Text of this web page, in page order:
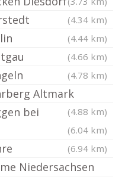
(4.34 km)
(4.44 km)
(4.66 km)
(4.78 km)
Altmark
(4.88 km)
bei
(6.04 km)
(6.94 km)
Niedersachsen